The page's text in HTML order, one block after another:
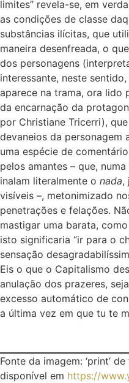
limites” revela-se, em
as condições de classe
substâncias ilícitas, que
maneira desenfreada, o
dos personagens
interessante, neste
aparece na trama, ora lido
da encarnação da
por Christiane Tricerri),
devaneios da personagem
uma espécie de
pelos amantes – que,
inalam literalmente o nada,
visíveis –, metonimizado
penetrações e felações.
mastigar uma barata,
isto significaria “ir para o
sensação
Eis o que o Capitalismo
anulação dos prazeres,
excesso automático de
a última vez em que tu te
Fonte da imagem: ‘print’
disponível em https://